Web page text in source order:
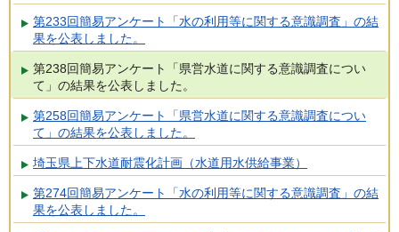
第233回簡易アンケート「水の利用等に関する意識調査」の結
果を公表しました。
第238回簡易アンケート「県営水道に関する意識調査につい
て」の結果を公表しました。
第258回簡易アンケート「県営水道に関する意識調査につい
て」の結果を公表しました。
埼玉県上下水道耐震化計画（水道用水供給事業）
第274回簡易アンケート「水の利用等に関する意識調査」の結
果を公表しました。